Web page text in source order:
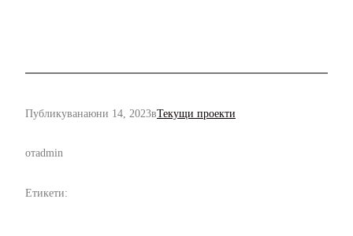
Публикуванаюни 14, 2023вТекущи проекти
отadmin
Етикети: